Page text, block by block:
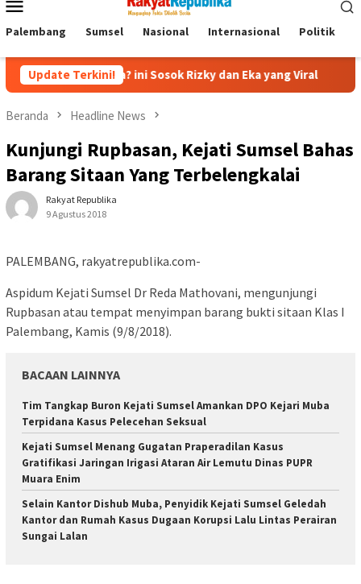
Mobile
Palembang Sumsel Nasional Internasional Politik
Update Terkini!
Sofa? ini Sosok Rizky dan Eka yang Viral Eks
Beranda Headline News
Kunjungi Rupbasan, Kejati Sumsel Bahas
Barang Sitaan Yang Terbelengkalai
Rakyat Republika
9 Agustus 2018
PALEMBANG, rakyatrepublika.com-
Aspidum Kejati Sumsel Dr Reda Mathovani, mengunjungi
Rupbasan atau tempat menyimpan barang bukti sitaan Klas I
Palembang, Kamis (9/8/2018).
BACAAN LAINNYA
Tim Tangkap Buron Kejati Sumsel Amankan DPO Kejari Muba
Terpidana Kasus Pelecehan Seksual
Kejati Sumsel Menang Gugatan Praperadilan Kasus
Gratifikasi Jaringan Irigasi Ataran Air Lemutu Dinas PUPR
Muara Enim
Selain Kantor Dishub Muba, Penyidik Kejati Sumsel Geledah
Kantor dan Rumah Kasus Dugaan Korupsi Lalu Lintas Perairan
Sungai Lalan